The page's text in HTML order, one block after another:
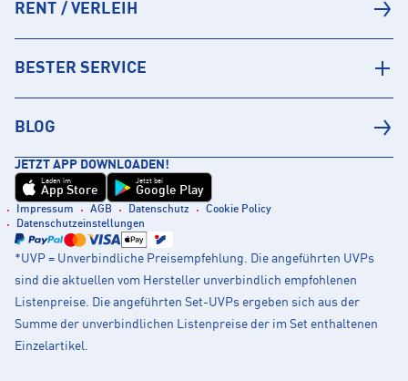
RENT / VERLEIH
BESTER SERVICE
BLOG
JETZT APP DOWNLOADEN!
Laden im
App Store
Jetzt bei
Google Play
Impressum AGB Datenschutz
Cookie Policy
Datenschutzeinstellungen
*UVP = Unverbindliche Preisempfehlung. Die angeführten UVPs
sind die aktuellen vom Hersteller unverbindlich empfohlenen
Listenpreise. Die angeführten Set-UVPs ergeben sich aus der
Summe der unverbindlichen Listenpreise der im Set enthaltenen
Einzelartikel.